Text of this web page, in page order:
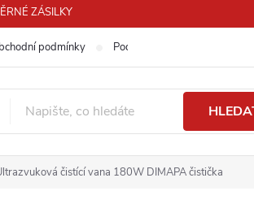
ZÁSILKY
podmínky Podmínky ochrany osobních
čistící vana 180W DIMAPA čistička